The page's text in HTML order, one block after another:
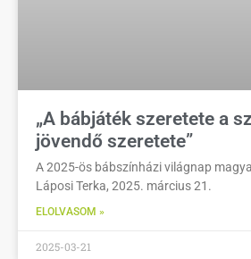
„A bábjáték szeretete a
jövendő szeretete”
A 2025-ös bábszínházi világnap
Láposi Terka, 2025. március 21.
ELOLVASOM »
2025-03-21